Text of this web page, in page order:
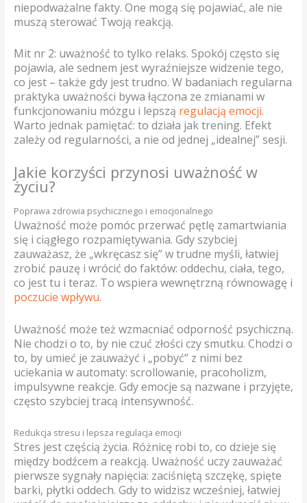
niepodważalne fakty. One mogą się pojawiać, ale nie
muszą sterować Twoją reakcją.
Mit nr 2: uważność to tylko relaks. Spokój często się
pojawia, ale sednem jest wyraźniejsze widzenie tego,
co jest – także gdy jest trudno. W badaniach regularna
praktyka uważności bywa łączona ze zmianami w
funkcjonowaniu mózgu i lepszą regulacją emocji.
Warto jednak pamiętać: to działa jak trening. Efekt
zależy od regularności, a nie od jednej „idealnej” sesji.
Jakie korzyści przynosi uważność w
życiu?
Poprawa zdrowia psychicznego i emocjonalnego
Uważność może pomóc przerwać pętlę zamartwiania
się i ciągłego rozpamiętywania. Gdy szybciej
zauważasz, że „wkręcasz się” w trudne myśli, łatwiej
zrobić pauzę i wrócić do faktów: oddechu, ciała, tego,
co jest tu i teraz. To wspiera wewnętrzną równowagę i
poczucie wpływu.
Uważność może też wzmacniać odporność psychiczną.
Nie chodzi o to, by nie czuć złości czy smutku. Chodzi o
to, by umieć je zauważyć i „pobyć” z nimi bez
uciekania w automaty: scrollowanie, pracoholizm,
impulsywne reakcje. Gdy emocje są nazwane i przyjęte,
często szybciej tracą intensywność.
Redukcja stresu i lepsza regulacja emocji
Stres jest częścią życia. Różnicę robi to, co dzieje się
między bodźcem a reakcją. Uważność uczy zauważać
pierwsze sygnały napięcia: zaciśniętą szczękę, spięte
barki, płytki oddech. Gdy to widzisz wcześniej, łatwiej